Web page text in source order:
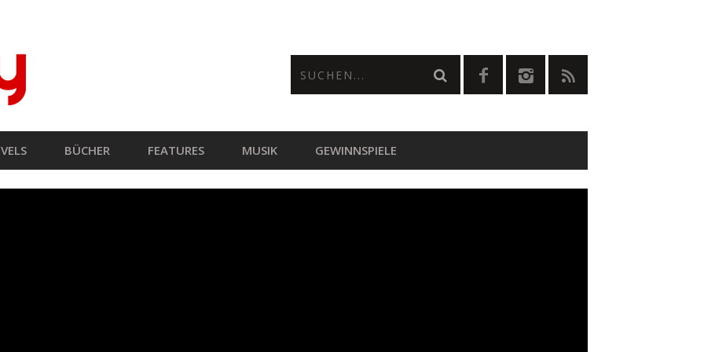
BÜCHER FEATURES MUSIK GEWINNSPIELE